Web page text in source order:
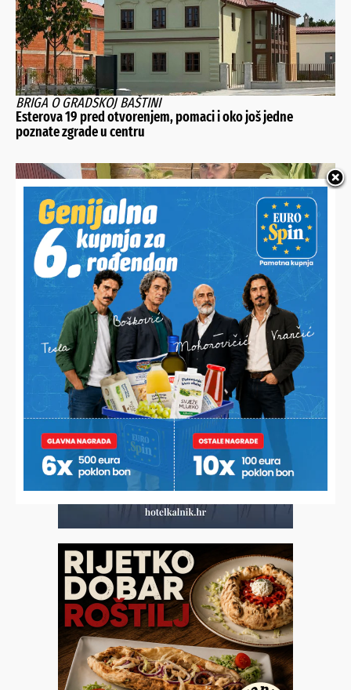
BRIGA O GRADSKOJ BAŠTINI
Esterova 19 pred otvorenjem, pomaci i oko još jedne
poznate zgrade u centru
OD RADA I TRUDA OSTALE SU SAMO PUNE NJIVE
Nitko ne želi otkupiti Josipovih 5.000 klipova kukuruza
šećerca pa ih sada besplatno dijeli